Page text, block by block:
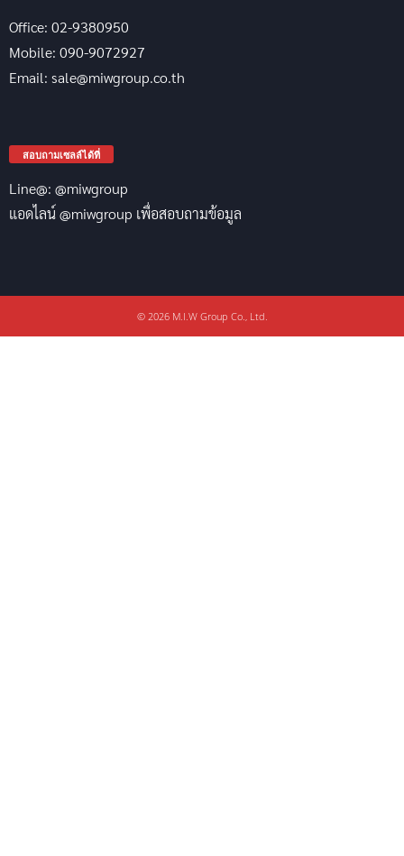
Office: 02-9380950
Mobile: 090-9072927
Email: sale@miwgroup.co.th
สอบถามเซลล์ได้ที่
Line@: @miwgroup
แอดไลน์ @miwgroup เพื่อสอบถามข้อมูล
© 2026 M.I.W Group Co., Ltd.